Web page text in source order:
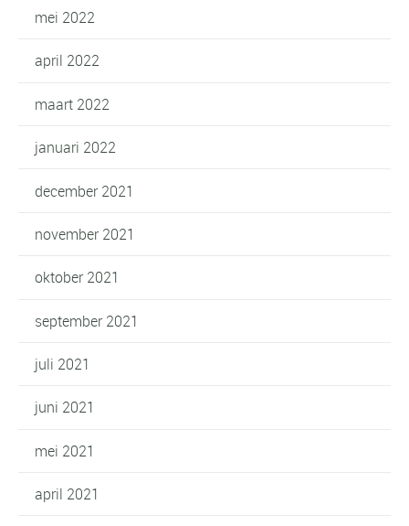
mei 2022
april 2022
maart 2022
januari 2022
december 2021
november 2021
oktober 2021
september 2021
juli 2021
juni 2021
mei 2021
april 2021